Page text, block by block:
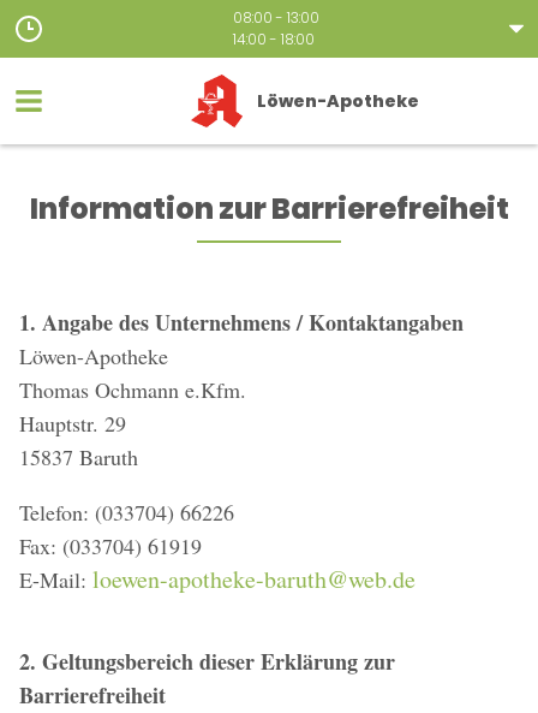
08:00 - 13:00
14:00 - 18:00
Löwen-Apotheke
Information zur Barrierefreiheit
1. Angabe des Unternehmens / Kontaktangaben
Löwen-Apotheke
Thomas Ochmann e.Kfm.
Hauptstr. 29
15837 Baruth
Telefon: (033704) 66226
Fax: (033704) 61919
E-Mail: loewen-apotheke-baruth@web.de
2. Geltungsbereich dieser Erklärung zur
Barrierefreiheit